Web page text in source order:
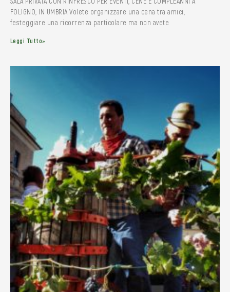
FOLIGNO, IN UMBRIA Volete organizzare una cena tra amici,
festeggiare una ricorrenza particolare ma non avete
Leggi Tutto»